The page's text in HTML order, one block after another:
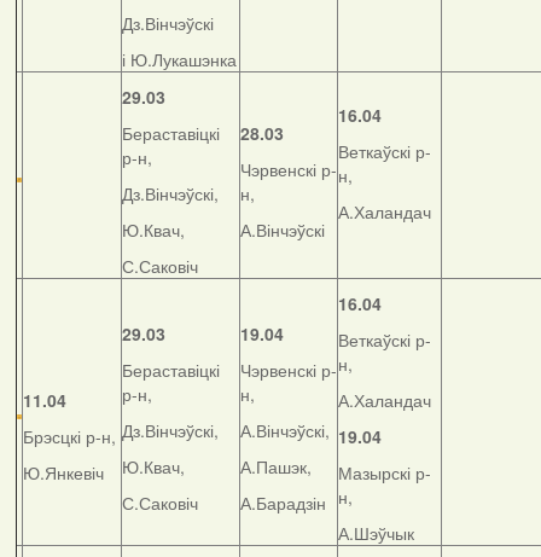
Дз.Вінчэўскі
і Ю.Лукашэнка
29.03
Бераставіцкі
р-н,
Дз.Вінчэўскі,
Ю.Квач,
С.Саковіч
28.03
Чэрвенскі р-
н,
А.Вінчэўскі
16.04
Веткаўскі р-
н,
А.Халандач
11.04
Брэсцкі р-н,
Ю.Янкевіч
29.03
Бераставіцкі
р-н,
Дз.Вінчэўскі,
Ю.Квач,
С.Саковіч
19.04
Чэрвенскі р-
н,
А.Вінчэўскі,
А.Пашэк,
А.Барадзін
16.04
Веткаўскі р-
н,
А.Халандач
19.04
Мазырскі р-
н,
А.Шэўчык